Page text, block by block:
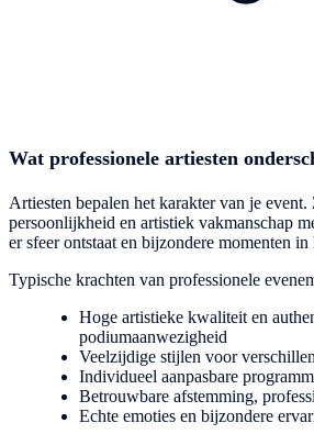
Wat professionele artiesten
Artiesten bepalen het karakter van je
persoonlijkheid en artistiek vakmanschap
er sfeer ontstaat en bijzondere momenten
Typische krachten van professionele
Hoge artistieke kwaliteit en
podiumaanwezigheid
Veelzijdige stijlen voor
Individueel aanpasbare
Betrouwbare afstemming,
Echte emoties en bijzondere